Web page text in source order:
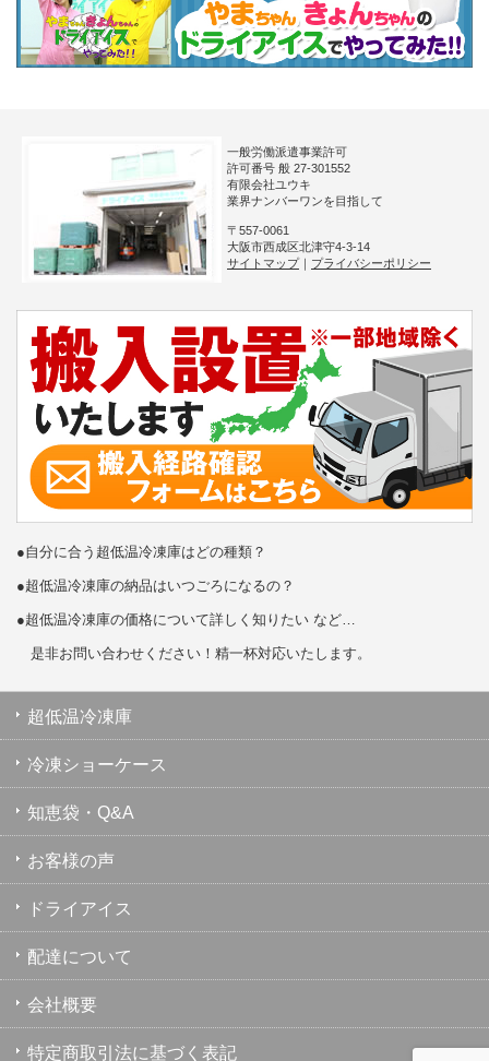
一般労働派遣事業許可
許可番号 般 27-301552
有限会社ユウキ
業界ナンバーワンを目指して
〒557-0061
大阪市西成区北津守4-3-14
サイトマップ｜ プライバシーポリシー
●自分に合う超低温冷凍庫はどの種類？
●超低温冷凍庫の納品はいつごろになるの？
●超低温冷凍庫の価格について詳しく知りたい など…
是非お問い合わせください！精一杯対応いたします。
超低温冷凍庫
冷凍ショーケース
知恵袋・Q&A
お客様の声
ドライアイス
配達について
会社概要
特定商取引法に基づく表記